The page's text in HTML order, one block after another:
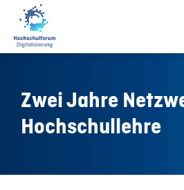
Zwei Jahre
Hochschullehre